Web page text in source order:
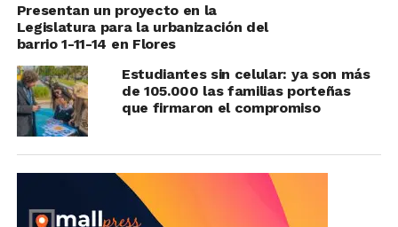
Presentan un proyecto en la
Legislatura para la urbanización del
barrio 1-11-14 en Flores
Estudiantes sin celular: ya son más
de 105.000 las familias porteñas
que firmaron el compromiso